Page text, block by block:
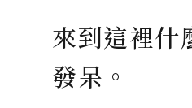
來到這裡什
發呆。